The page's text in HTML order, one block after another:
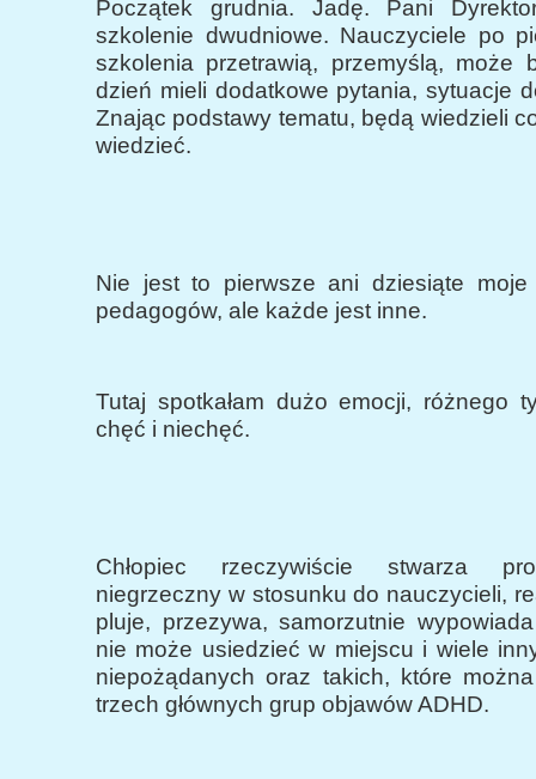
Początek grudnia. Jadę. Pani
szkolenie dwudniowe. Nauczyciele po
szkolenia przetrawią, przemyślą, może
dzień mieli dodatkowe pytania, sytuacje
Znając podstawy tematu, będą wiedzieli
wiedzieć.
Nie jest to pierwsze ani dziesiąte moje
pedagogów, ale każde jest inne.
Tutaj spotkałam dużo emocji, różnego
chęć i niechęć.
Chłopiec rzeczywiście stwarza
niegrzeczny w stosunku do nauczycieli,
pluje, przezywa, samorzutnie
nie może usiedzieć w miejscu i wiele
niepożądanych oraz takich, które
trzech głównych grup objawów ADHD.